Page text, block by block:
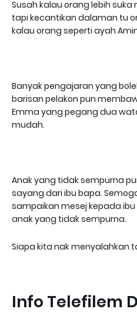
Susah kalau orang lebih
tapi kecantikan dalaman tu
kalau orang seperti ayah
Banyak pengajaran yang
barisan pelakon pun
Emma yang pegang dua
mudah.
Anak yang tidak sempurna
sayang dari ibu bapa.
sampaikan mesej kepada
anak yang tidak sempurna.
Siapa kita nak menyalahkan
Info Telefilem